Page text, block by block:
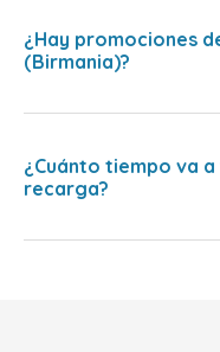
¿Hay promociones
(Birmania)?
¿Cuánto tiempo va
recarga?